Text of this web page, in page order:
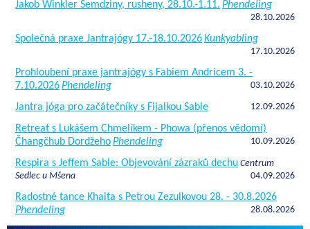
Jakob Winkler Semdziny, rusheny, 28.10.-1.11. Phendeling
28.10.2026
Společná praxe Jantrajógy 17.-18.10.2026Kunkyabling
17.10.2026
Prohloubení praxe jantrajógy s Fabiem Andricem 3. -
7.10.2026Phendeling 03.10.2026
Jantra jóga pro začátečníky s Fijalkou Sable 12.09.2026
Retreat s Lukášem Chmelíkem - Phowa (přenos vědomí)
Čhangčhub DordžehoPhendeling 10.09.2026
Respira s Jeffem Sable: Objevování zázraků dechu Centrum
Sedlec u Mšena
04.09.2026
Radostné tance Khaita s Petrou Zezulkovou 28. - 30.8.2026
Phendeling
28.08.2026